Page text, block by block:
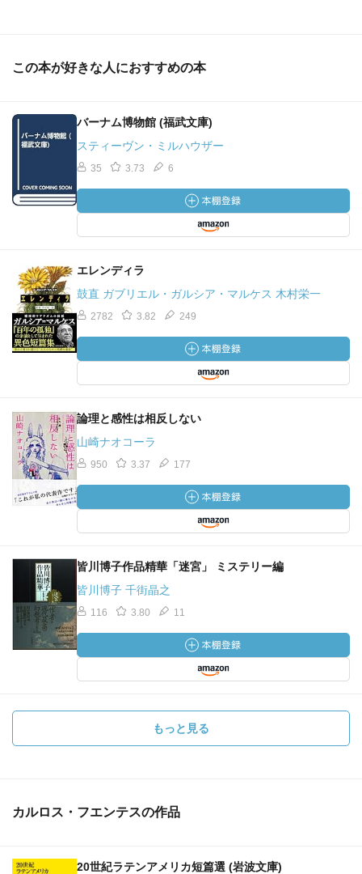
この本が好きな人におすすめの本
バーナム博物館 (福武文庫)
スティーヴン・ミルハウザー
35 3.73 6
エレンディラ
鼓直 ガブリエル・ガルシア・マルケス 木村栄一
2782 3.82 249
論理と感性は相反しない
山崎ナオコーラ
950 3.37 177
皆川博子作品精華「迷宮」 ミステリー編
皆川博子 千街晶之
116 3.80 11
もっと見る
カルロス・フエンテスの作品
20世紀ラテンアメリカ短篇選 (岩波文庫)